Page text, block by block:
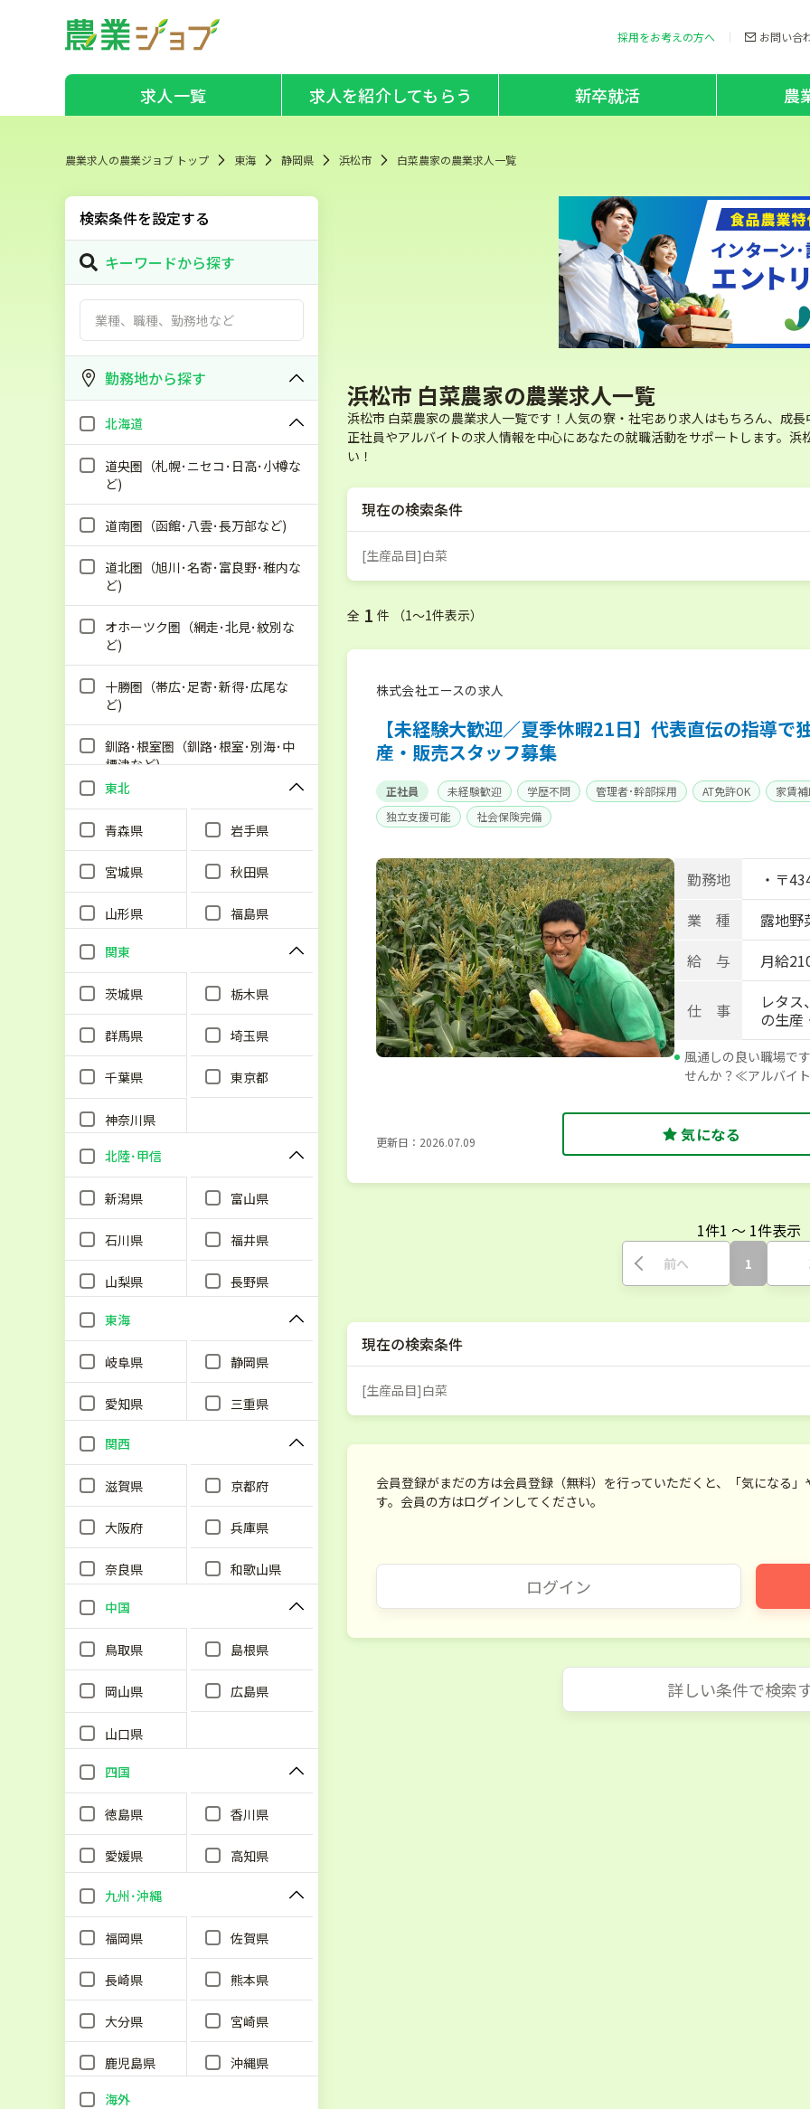
採用をお考えの方へ お問い合
求人一覧 求人を紹介してもらう 新卒就活 農
農業求人の農業ジョブ トップ 東海 静岡県 浜松市 白菜農家の農業求人一覧
検索条件を設定する
キーワードから探す
勤務地から探す
北海道
道央圏（札幌･ニセコ･日高･小樽な
ど)
道南圏（函館･八雲･長万部など)
道北圏（旭川･名寄･富良野･稚内な
ど)
オホーツク圏（網走･北見･紋別な
ど)
十勝圏（帯広･足寄･新得･広尾な
ど)
釧路･根室圏（釧路･根室･別海･中
標津など)
東北
青森県 岩手県
宮城県 秋田県
山形県 福島県
関東
茨城県 栃木県
群馬県 埼玉県
千葉県 東京都
神奈川県
北陸･甲信
新潟県 富山県
石川県 福井県
山梨県 長野県
東海
岐阜県 静岡県
愛知県 三重県
関西
滋賀県 京都府
大阪府 兵庫県
奈良県 和歌山県
中国
鳥取県 島根県
岡山県 広島県
山口県
四国
徳島県 香川県
愛媛県 高知県
九州･沖縄
福岡県 佐賀県
長崎県 熊本県
大分県 宮崎県
鹿児島県
沖縄県
海外
浜松市 白菜農家の農業求人一覧
浜松市 白菜農家の農業求人一覧です！人気の寮・社宅あり求人はもちろん、成
正社員やアルバイトの求人情報を中心にあなたの就職活動をサポートします。
い！
現在の検索条件
[生産品目]白菜
全 1 件 （1〜1件表示）
株式会社エースの求人
【未経験大歓迎／夏季休暇21日】代表直伝の指導
産・販売スタッフ募集
正社員 未経験歓迎 学歴不問 管理者･幹部採用 AT免許OK
家賃
独立支援可能
社会保険完備
勤務地
・〒
業 種
露地野
給 与
月給
仕 事
レタ
の生産
風通しの良い職場で
せんか？≪アルバイ
更新日：2026.07.09 気になる
1件1 〜 1件表示
前へ 1
現在の検索条件
[生産品目]白菜
会員登録がまだの方は会員登録（無料）を行っていただくと、「気になる
す。会員の方はログインしてください。
ログイン
詳しい条件で検索